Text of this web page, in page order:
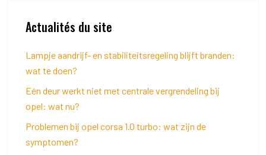
Actualités du site
Lampje aandrijf- en stabiliteitsregeling blijft branden:
wat te doen?
Eén deur werkt niet met centrale vergrendeling bij
opel: wat nu?
Problemen bij opel corsa 1.0 turbo: wat zijn de
symptomen?